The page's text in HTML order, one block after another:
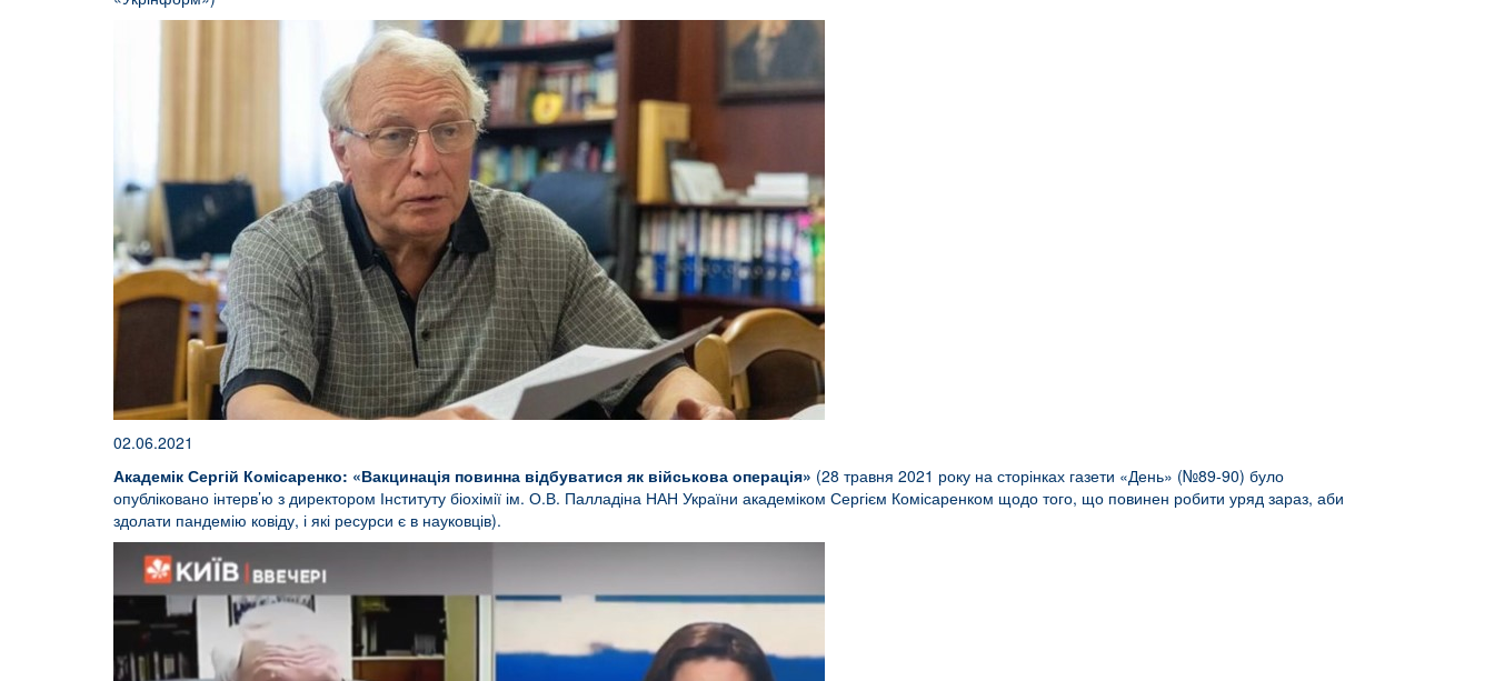
02.06.2021
Академік Сергій Комісаренко: «Вакцинація повинна відбуватися як військова операція» (28 травня 2021 року на сторінках газети «День» (№89-90) було
опубліковано інтерв’ю з директором Інституту біохімії ім. О.В. Палладіна НАН України академіком Сергієм Комісаренком щодо того, що повинен робити уряд зараз, аби
здолати пандемію ковіду, і які ресурси є в науковців).